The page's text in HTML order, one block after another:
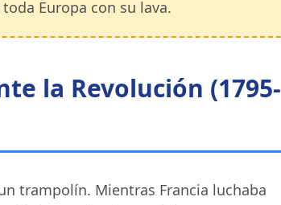
Europa con su lava.
la Revolución (1795-
trampolín. Mientras Francia luchaba